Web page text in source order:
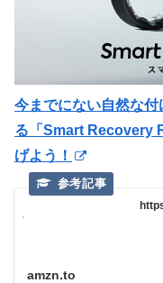
今までにない自然な
る「Smart Recovery
げよう！
amzn.to